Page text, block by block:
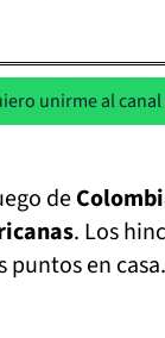
unirme al
de
. Los
puntos en casa.